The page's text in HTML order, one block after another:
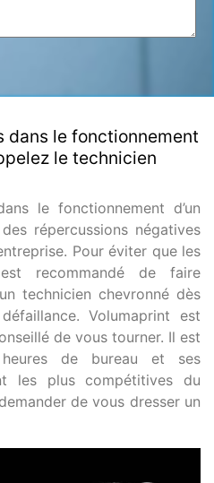
dans le fonctionnement
le technicien
le fonctionnement d’un
répercussions négatives
Pour éviter que les
recommandé de faire
technicien chevronné dès
Volumaprint est
de vous tourner. Il est
de bureau et ses
les plus compétitives du
de vous dresser un